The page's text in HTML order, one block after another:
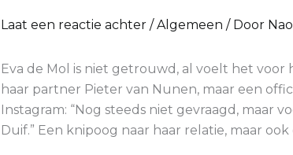
Laat een reactie achter /Algemeen / Door
Eva de Mol is niet getrouwd, al voelt het voor
haar partner Pieter van Nunen, maar een
Instagram: “Nog steeds niet gevraagd,
Duif.” Een knipoog naar haar relatie, maar